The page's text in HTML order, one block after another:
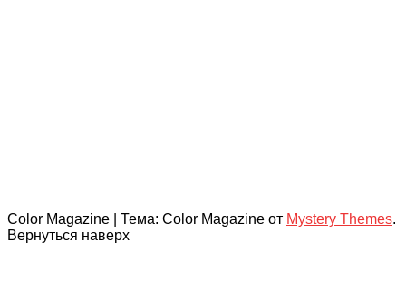
Color Magazine Тема: Color Magazine от Mystery Themes.
Вернуться наверх